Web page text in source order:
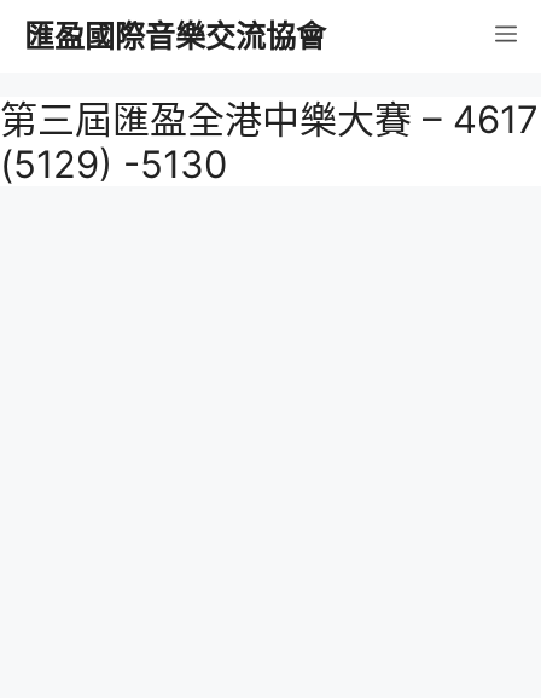
容
匯盈國際音樂交流協會 選
單
第三屆匯盈全港中樂大賽 – 4617
(5129) -5130